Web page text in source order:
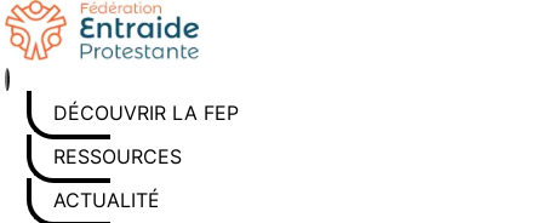
Aller au contenu
DÉCOUVRIR LA FEP
RESSOURCES
ACTUALITÉS